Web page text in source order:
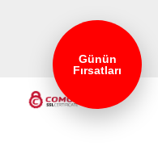
Günün
Fırsatları